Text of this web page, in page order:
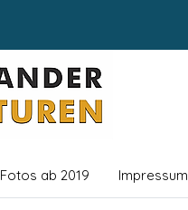
Fotos ab 2019 Impressum